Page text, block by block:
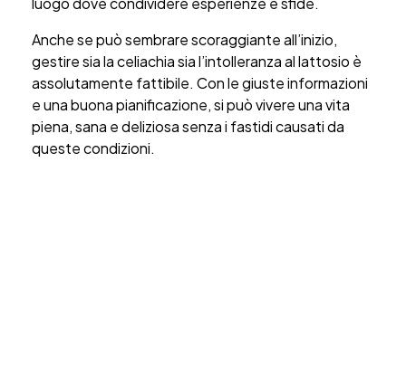
Anche se può sembrare scoraggiante all’inizio,
gestire sia la celiachia sia l’intolleranza al lattosio è
assolutamente fattibile. Con le giuste informazioni
e una buona pianificazione, si può vivere una vita
piena, sana e deliziosa senza i fastidi causati da
queste condizioni.